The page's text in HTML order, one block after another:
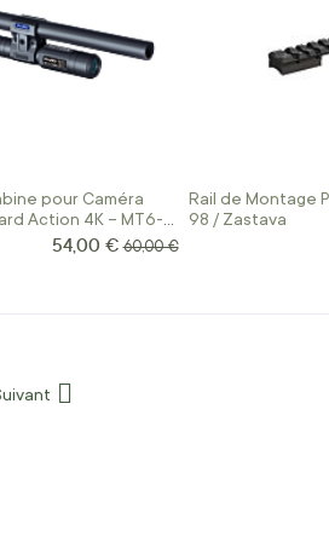
pour Caméra
Action 4K – MT6-
Prix Spécial
54,00 € Prix normal
60,00 €
Rail de Montage
98 / Zastava